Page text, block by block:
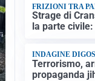
FRIZIONI TRA
Strage di
la parte
INDAGINE DIGOS
Terrorismo,
propaganda